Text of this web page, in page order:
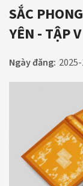
SẮC
YÊN - TẬP V
Ngày đăng: